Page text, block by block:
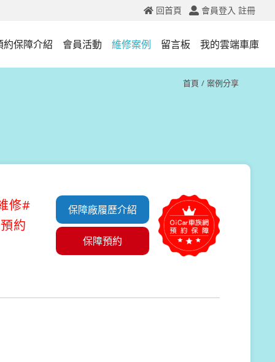
會員登入 註冊
回首頁
約保障介紹 會員活動 維修案例 留言板 我的雲端車庫
首頁 案例分享
修#
約
保障廠履歷介紹
保障預約